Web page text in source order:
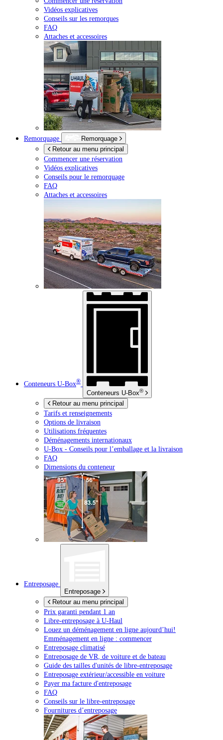
Vidéos explicatives
Conseils sur les remorques
FAQ
Attaches et accessoires
Remorquage
Remorquage
Retour au menu principal
Commencer une réservation
Vidéos explicatives
Conseils pour le remorquage
FAQ
Attaches et accessoires
Conteneurs U-Box®
Conteneurs U-Box®
Retour au menu principal
Tarifs et renseignements
Options de livraison
Utilisations fréquentes
Déménagements internationaux
U-Box - Conseils pour l’emballage et la livraison
FAQ
Dimensions du conteneur
Entreposage
Entreposage
Retour au menu principal
Prix garanti pendant 1 an
Libre-entreposage à U-Haul
Louez un déménagement en ligne aujourd’hui!
Emménagement en ligne : commencer
Entreposage climatisé
Entreposage de VR, de voiture et de bateau
Guide des tailles d'unités de libre-entreposage
Entreposage extérieur/accessible en voiture
Payer ma facture d'entreposage
FAQ
Conseils sur le libre-entreposage
Fournitures d’entreposage